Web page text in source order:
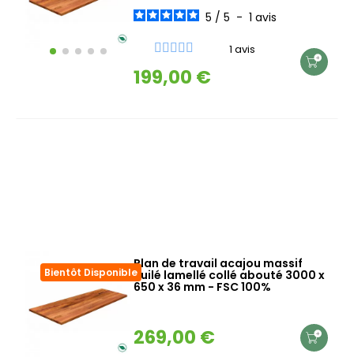
5 / 5 - 1 avis
1 avis
199,00 €
Plan de travail acajou massif
huilé lamellé collé abouté 3000 x
650 x 36 mm - FSC 100%
269,00 €
Bientôt Disponible